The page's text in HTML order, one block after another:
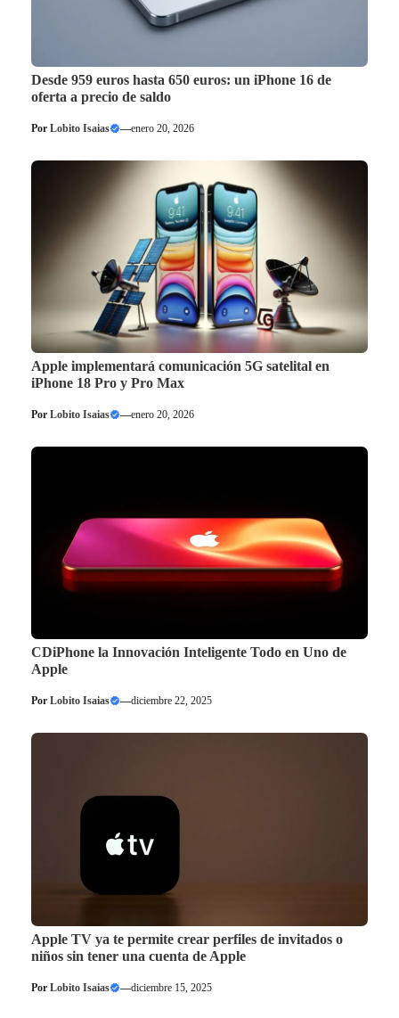
Desde 959 euros hasta 650 euros: un iPhone 16 de
oferta a precio de saldo
Por Lobito Isaias —enero 20, 2026
Apple implementará comunicación 5G satelital en
iPhone 18 Pro y Pro Max
Por Lobito Isaias —enero 20, 2026
CDiPhone la Innovación Inteligente Todo en Uno de
Apple
Por Lobito Isaias —diciembre 22, 2025
Apple TV ya te permite crear perfiles de invitados o
niños sin tener una cuenta de Apple
Por Lobito Isaias —diciembre 15, 2025